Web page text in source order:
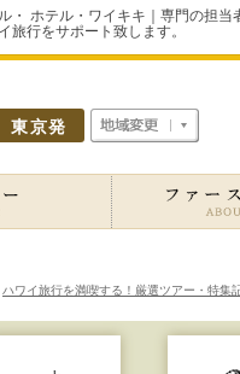
・ ホテル・ワイキキ｜専門の担当
旅行をサポート致します。
東京発
ハワイ旅行を満喫する！厳選ツアー・特集